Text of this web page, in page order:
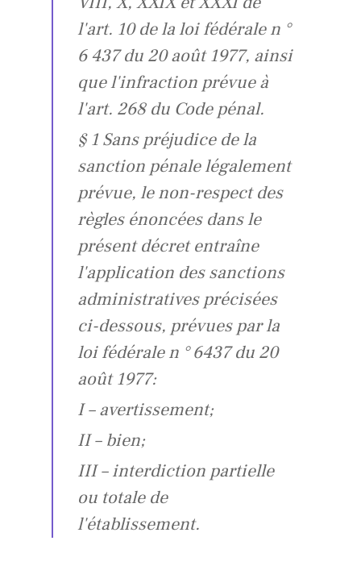
l'art. 10 de la loi fédérale n °
6 437 du 20 août 1977, ainsi
que l'infraction prévue à
l'art. 268 du Code pénal.
§ 1 Sans préjudice de la
sanction pénale légalement
prévue, le non-respect des
règles énoncées dans le
présent décret entraîne
l'application des sanctions
administratives précisées
ci-dessous, prévues par la
loi fédérale n ° 6437 du 20
août 1977:
I – avertissement;
II – bien;
III – interdiction partielle
ou totale de
l'établissement.